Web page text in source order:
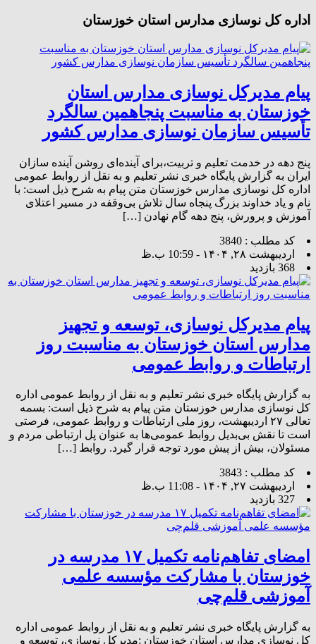
اداره کل نوسازی مدارس استان خوزستان
پیام مدیرکل نوسازی مدارس استان
خوزستان به مناسبت پنجاهمین سالگرد
تأسیس سازمان نوسازی مدارس کشور
پنج دهه در خدمت تعلیم و تربیت،برای آینده‌ای روشن آینده سازان
ایران به گزارش پایگاه خبری نشر تعلیم و به نقل از روابط‌ عمومی
اداره کل نوسازی مدارس خوزستان متن پیام به شرح ذیل است: با
نام و یاد خداوند بزرگ پنجاه سال تلاش بی‌وقفه در مسیر اعتلای
آموزش و پرورش، پنج دهه گام‌ نهادن […]
کد مطلب : 3840
اردیبهشت ۲۸, ۱۴۰۴ - 10:59 ب.ظ
368 بازدید
پیام مدیرکل نوسازی، توسعه و تجهیز
مدارس استان خوزستان به مناسبت روز
ارتباطات و روابط عمومی
به گزارش پایگاه خبری نشر تعلیم و به نقل از روابط‌ عمومی اداره
کل نوسازی مدارس خوزستان متن پیام به شرح ذیل است: بسمه
تعالی ۲۷ اردیبهشت، روز ملی ارتباطات و روابط عمومی، فرصتی
است تا نقش بی‌بدیل روابط عمومی‌ها به عنوان پل ارتباطی مردم و
مسئولان، بیش از پیش مورد توجه قرار گیرد. روابط […]
کد مطلب : 3843
اردیبهشت ۲۷, ۱۴۰۴ - 11:08 ب.ظ
327 بازدید
امضای تفاهم‌نامه تکمیل ۱۷ مدرسه در
خوزستان با مشارکت مؤسسه علمی
آموزشی قلم‌چی
به گزارش پایگاه خبری نشر تعلیم و به نقل از روابط عمومی اداره
کل نوسازی مدارس استان خوزستان :مدیرکل نوسازی، توسعه و